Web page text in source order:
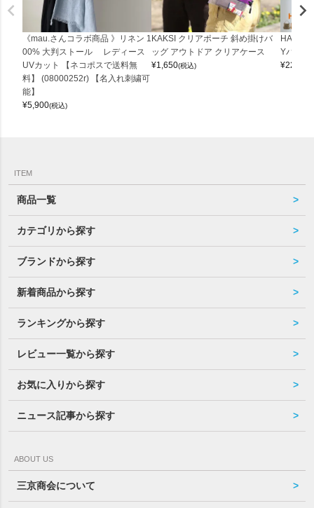
《mau.さんコラボ商品 》リネン 1
00% 大判ストール レディース
UVカット 【ネコポスで送料無
料】 (08000252r) 【名入れ刺繍可
能】
¥5,900(税込)
KAKSI クリアポーチ 斜め掛けバ
ッグ アウトドア クリアケース
¥1,650(税込)
Yバッグ
¥22,000
ITEM
商品一覧
カテゴリから探す
ブランドから探す
新着商品から探す
ランキングから探す
レビュー一覧から探す
お気に入りから探す
ニュース記事から探す
ABOUT US
三京商会について